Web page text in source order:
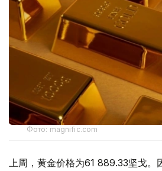
Фото: magnific.com
上周，黄金价格为61 889.33坚戈。